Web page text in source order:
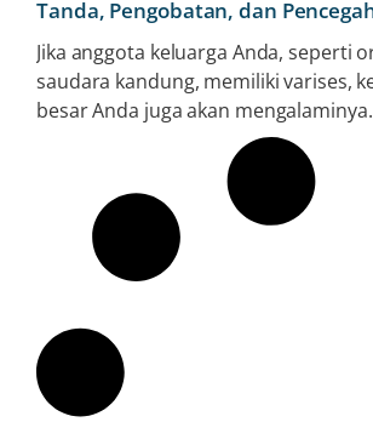
Tanda, Pengobatan, dan
Jika anggota keluarga Anda, seperti
saudara kandung, memiliki varises,
besar Anda juga akan mengalaminya.